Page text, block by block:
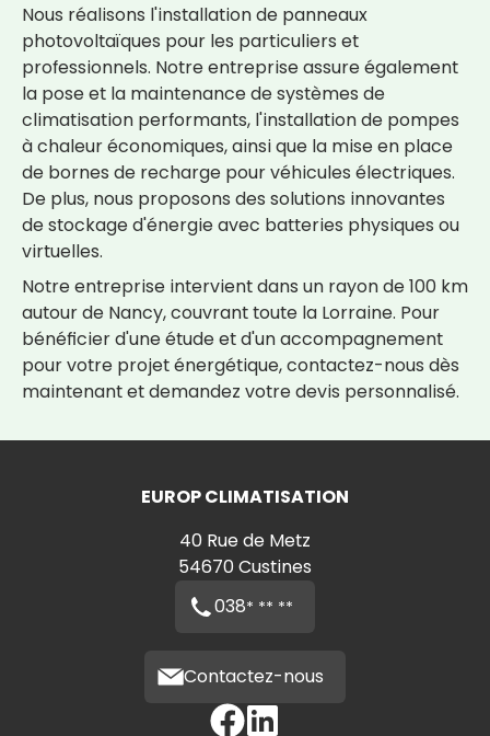
Nous réalisons l'installation de panneaux
photovoltaïques pour les particuliers et
professionnels. Notre entreprise assure également
la pose et la maintenance desystèmes de
climatisation performants, l'installation de pompes
à chaleuréconomiques, ainsi que la mise en place
de bornes de recharge pour véhicules électriques.
De plus, nous proposons des solutions innovantes
de stockage d'énergie avec batteries physiques ou
virtuelles.
Notre entreprise intervient dans un rayon de 100 km
autour de Nancy, couvrant toute la Lorraine. Pour
bénéficier d'une étude et d'un accompagnement
pour votre projet énergétique, contactez-nous dès
maintenant et demandez votre devis personnalisé.
EUROP CLIMATISATION
40 Rue de Metz
54670 Custines
038* ** **
Contactez-nous